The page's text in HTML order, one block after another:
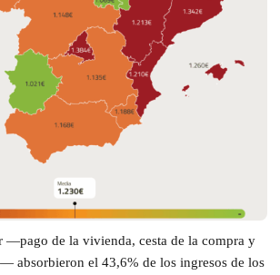
—pago de la vivienda, cesta de la compra y
absorbieron el 43,6% de los ingresos de los